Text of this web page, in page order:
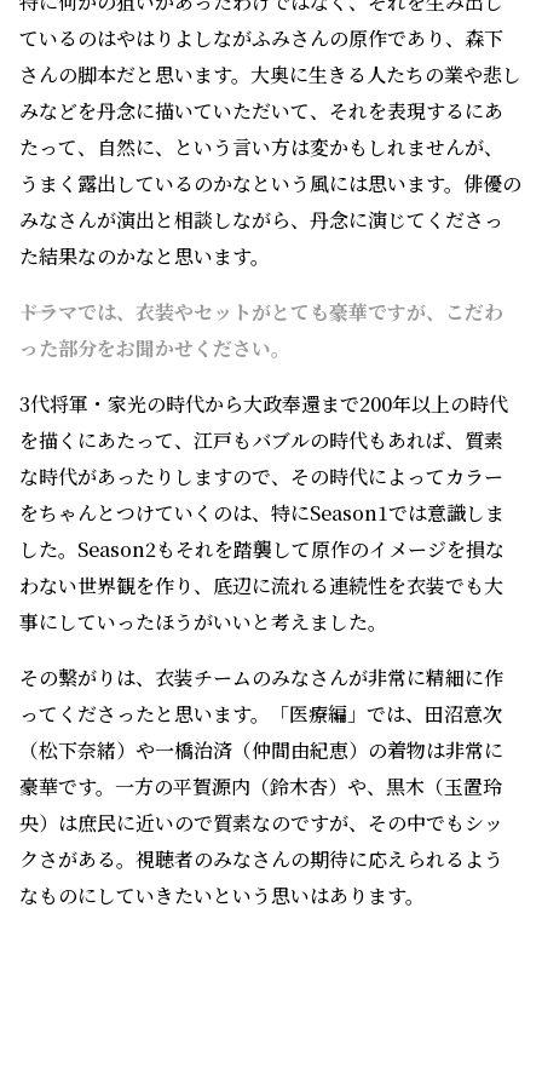
うまく露出しているのかなという風には思います。俳優の
みなさんが演出と相談しながら、丹念に演じてくださっ
た結果なのかなと思います。
――ドラマでは、衣装やセットがとても豪華ですが、こだわ
った部分をお聞かせください。
3代将軍・家光の時代から大政奉還まで200年以上の時代
を描くにあたって、江戸もバブルの時代もあれば、質素
な時代があったりしますので、その時代によってカラー
をちゃんとつけていくのは、特にSeason1では意識しま
わない世界観を作り、底辺に流れる連続性を衣装でも大
事にしていったほうがいいと考えました。
その繋がりは、衣装チームのみなさんが非常に精細に作
ってくださったと思います。「医療編」では、田沼意次
（松下奈緒）や一橋治済（仲間由紀恵）の着物は非常に
豪華です。一方の平賀源内（鈴木杏）や、黒木（玉置玲
クさがある。視聴者のみなさんの期待に応えられるよう
なものにしていきたいという思いはあります。